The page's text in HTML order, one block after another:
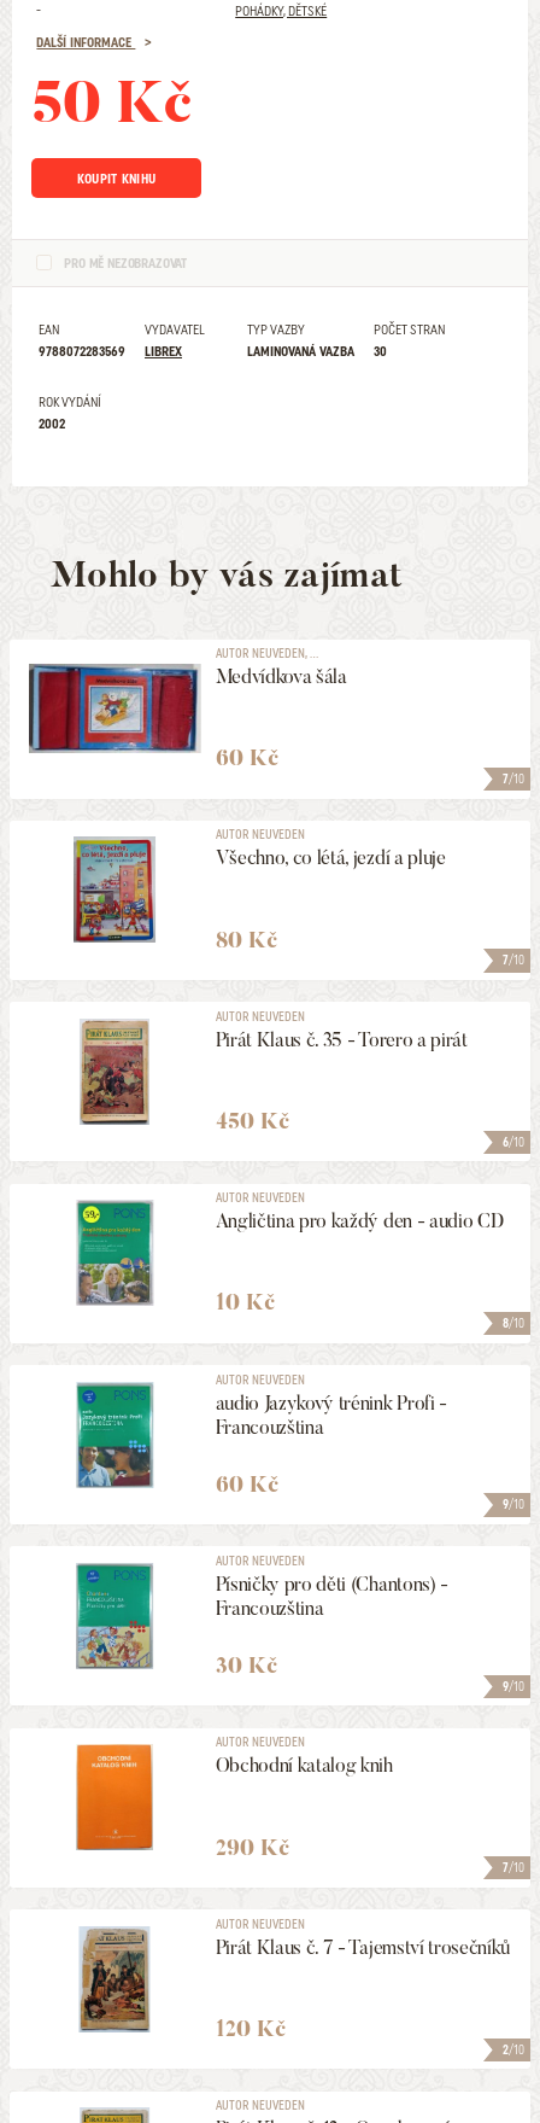
-
POHÁDKY, DĚTSKÉ
DALŠÍ INFORMACE
50 Kč
KOUPIT KNIHU
PRO MĚ NEZOBRAZOVAT
EAN
9788072283569
VYDAVATEL
LIBREX
TYP VAZBY
LAMINOVANÁ VAZBA
POČET STRAN
30
ROK VYDÁNÍ
2002
Mohlo by vás zajímat
7/10
AUTOR NEUVEDEN, ...
Medvídkova šála
60 Kč
7/10
AUTOR NEUVEDEN
Všechno, co létá, jezdí a pluje
80 Kč
6/10
AUTOR NEUVEDEN
Pirát Klaus č. 35 - Torero a pirát
450 Kč
8/10
AUTOR NEUVEDEN
Angličtina pro každý den - audio CD
10 Kč
9/10
AUTOR NEUVEDEN
audio Jazykový trénink Profi -
Francouzština
60 Kč
9/10
AUTOR NEUVEDEN
Písničky pro děti (Chantons) -
Francouzština
30 Kč
7/10
AUTOR NEUVEDEN
Obchodní katalog knih
290 Kč
2/10
AUTOR NEUVEDEN
Pirát Klaus č. 7 - Tajemství trosečníků
120 Kč
AUTOR NEUVEDEN